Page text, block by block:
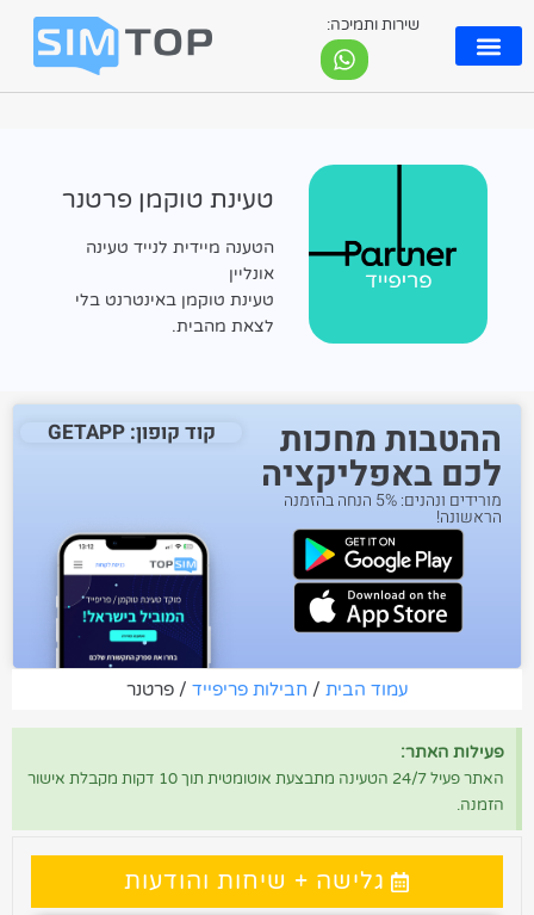
שירות ותמיכה:
טעינת טוקמן פרטנר
הטענה מיידית לנייד טעינה
אונליין
טעינת טוקמן באינטרנט בלי
לצאת מהבית.
ההטבות מחכות
לכם באפליקציה
מורידים ונהנים: 5% הנחה בהזמנה
הראשונה!
קוד קופון: GETAPP
עמוד הבית / חבילות פריפייד / פרטנר
פעילות האתר:
האתר פעיל 24/7 הטעינה מתבצעת אוטומטית תוך 10 דקות מקבלת אישור
הזמנה.
גלישה + שיחות והודעות